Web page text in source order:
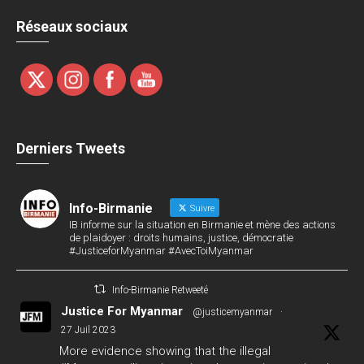
Réseaux sociaux
Derniers Tweets
Info-Birmanie Suivre
IB informe sur la situation en Birmanie et mène des actions
de plaidoyer : droits humains, justice, démocratie
#JusticeforMyanmar #AvecToiMyanmar
Info-Birmanie Retweeté
Justice For Myanmar @justicemyanmar
·
27 Juil 2023
More evidence showing that the illegal